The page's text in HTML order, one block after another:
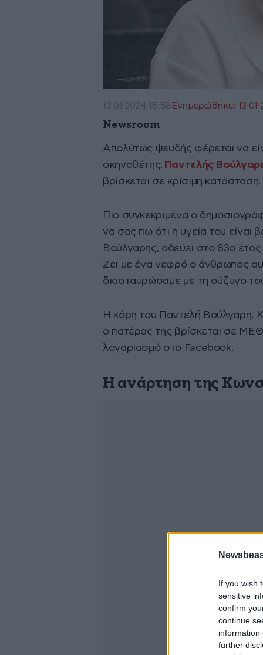
If you wish
sensitive
confirm
continue
information
further
13·01·2024 15:58 Ενημερώθηκε:
Newsroom
Απολύτως ψευδής φέρεται να
σκηνοθέτης, Παντελής
βρίσκεται σε κρίσιμη κατάσταση.
Πιο συγκεκριμένα ο
να σας πω ότι η υγεία του είναι
Βούλγαρης, οδεύει στο 83ο έτος
Ζει με ένα νεφρό ο άνθρωπος
διασταυρώσαμε με τη σύζυγο
Η κόρη του Παντελή Βούλγαρη,
ο πατέρας της βρίσκεται σε
λογαριασμό στο Facebook.
Η ανάρτηση της